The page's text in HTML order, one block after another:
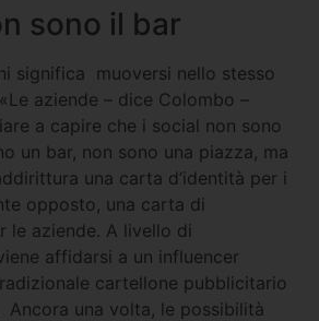
sono il bar
significa muoversi nello stesso
aziende – dice Colombo –
a capire che i social non sono
un bar, non sono una piazza, ma
una carta d’identità per i
opposto, una carta di
le aziende. A livello di
affidarsi a un influencer
cartellone pubblicitario
Ancora una volta, le possibilità